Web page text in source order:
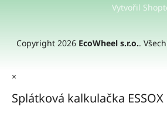
Vytvořil
Copyright 2026 EcoWheel s.r.o..
×
Splátková kalkulačka ESSOX